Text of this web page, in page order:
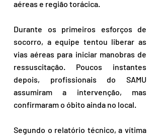
aéreas e região torácica.
Durante os primeiros esforços de
socorro, a equipe tentou liberar as
vias aéreas para iniciar manobras de
ressuscitação. Poucos instantes
depois, profissionais do SAMU
assumiram a intervenção, mas
confirmaram o óbito ainda no local.
Segundo o relatório técnico, a vítima